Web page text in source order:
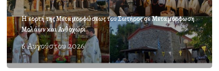
Η εορτή της Μεταμορφώσεως του Σωτήρος σε Μεταμόρφωση
Μολάων και Ανθοχώρι
6 Αυγούστου 2026